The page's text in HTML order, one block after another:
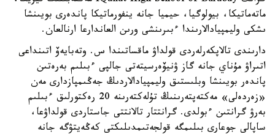
ماتەماتيكا، بيولوگيا، حيميا جانە ينفورماتيكا پاندەرى بويىنشا
ىشكى وليمپيادالارىندا ءبىرىنشى ورىن العاندارعا ارنالعان.
دارىندى تالاپكەرلەردى قولداۋ ماقساتىندا س. وتەبايەۆ اتىنداعى
اتىراۋ مۇناي جانە گاز ۋنيۆەرسيتەتى جالپى ءبىلىم بەرەتىن
پاندەر بويىنشا وبلىستىق وليمپيادالاردىڭ جەڭىمپازدارى مەن
«زەردەلى» مەكتەپتەرىنىڭ تۇلەكتەرىنە 20 رەكتورلىق ءبىلىم
بەرۋ گرانتىن ءبولدى. گرانتتار تالانتتى جاستاردى قولداۋعا،
ساپالى جوعارى بىلىمگە قولجەتىمدىلىكتى كەڭەيتۋگە جانە